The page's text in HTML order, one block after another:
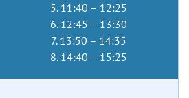
5. 11:40 – 12:25
6. 12:45 – 13:30
7. 13:50 – 14:35
8. 14:40 – 15:25